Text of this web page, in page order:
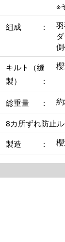
※
組成
キルト（縫
製）
総重量
8カ所ずれ防止
製造